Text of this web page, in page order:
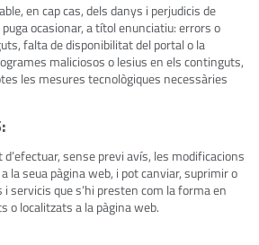
en cap cas, dels danys i perjudicis de
ocasionar, a títol enunciatiu: errors o
falta de disponibilitat del portal o la
maliciosos o lesius en els continguts,
les mesures tecnològiques necessàries
:
sense previ avís, les modificacions
la seua pàgina web, i pot canviar, suprimir o
servicis que s’hi presten com la forma en
o localitzats a la pàgina web.